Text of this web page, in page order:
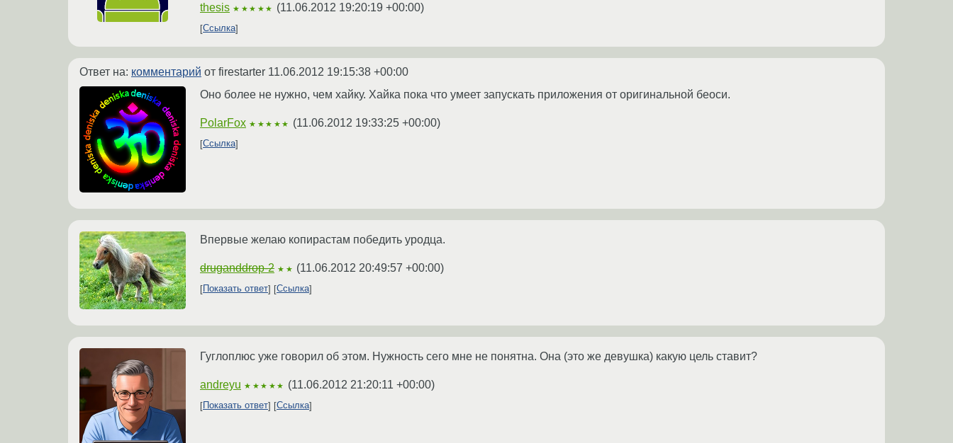
thesis ★★★★★ (11.06.2012 19:20:19 +00:00)
Ссылка
Ответ на: комментарий от firestarter 11.06.2012 19:15:38 +00:00
Оно более не нужно, чем хайку. Хайка пока что умеет запускать приложения от оригинальной беоси.
PolarFox ★★★★★ (11.06.2012 19:33:25 +00:00)
Ссылка
Впервые желаю копирастам победить уродца.
druganddrop-2 ★★ (11.06.2012 20:49:57 +00:00)
Показать ответ Ссылка
Гуглоплюс уже говорил об этом. Нужность сего мне не понятна. Она (это же девушка) какую цель ставит?
andreyu ★★★★★ (11.06.2012 21:20:11 +00:00)
Показать ответ Ссылка